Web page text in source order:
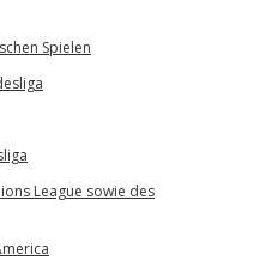
Spielen
League sowie des